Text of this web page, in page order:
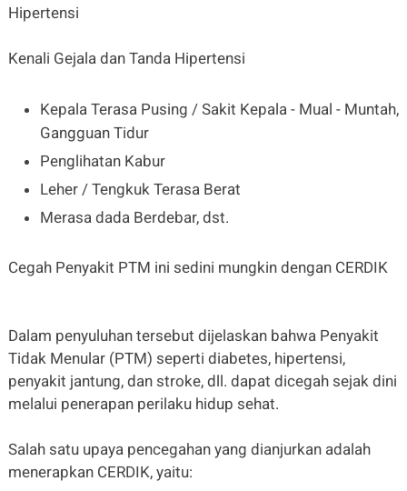
Hipertensi
Kenali Gejala dan Tanda Hipertensi
Kepala Terasa Pusing / Sakit Kepala - Mual - Muntah,
Gangguan Tidur
Penglihatan Kabur
Leher / Tengkuk Terasa Berat
Merasa dada Berdebar, dst.
Cegah Penyakit PTM ini sedini mungkin dengan CERDIK
Dalam penyuluhan tersebut dijelaskan bahwa Penyakit
Tidak Menular (PTM) seperti diabetes, hipertensi,
penyakit jantung, dan stroke, dll. dapat dicegah sejak dini
melalui penerapan perilaku hidup sehat.
Salah satu upaya pencegahan yang dianjurkan adalah
menerapkan CERDIK, yaitu: